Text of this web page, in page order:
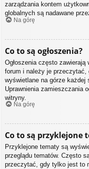
zarządzania kontem
globalnych są nadawane
Na górę
Co to są ogłoszenia?
Ogłoszenia często
forum i należy je przeczytać,
wyświetlane na górze każdej
Uprawnienia zamieszczania
witryny.
Na górę
Co to są przyklejone
Przyklejone tematy są
przeglądu tematów. Często
przeczytać, gdy tylko jest to